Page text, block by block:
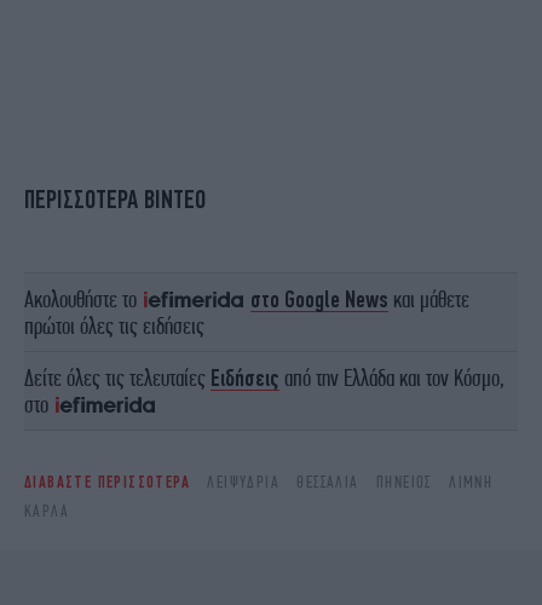
ΠΕΡΙΣΣΟΤΕΡΑ ΒΙΝΤΕΟ
Ακολουθήστε το στο Google News και μάθετε
πρώτοι όλες τις ειδήσεις
Δείτε όλες τις τελευταίες Ειδήσεις από την Ελλάδα και τον Κόσμο,
στο
ΔΙΑΒΑΣΤΕ ΠΕΡΙΣΣΟΤΕΡΑ ΛΕΙΨΥΔΡΊΑ ΘΕΣΣΑΛΊΑ ΠΗΝΕΙΌΣ
ΛΊΜΝΗ
ΚΆΡΛΑ